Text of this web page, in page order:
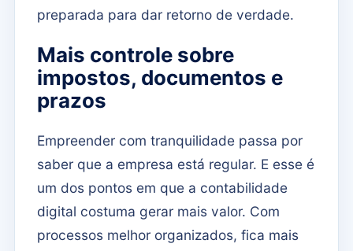
preparada para dar retorno de verdade.
Mais controle sobre
impostos, documentos e
prazos
Empreender com tranquilidade passa por
saber que a empresa está regular. E esse é
um dos pontos em que a contabilidade
digital costuma gerar mais valor. Com
processos melhor organizados, fica mais